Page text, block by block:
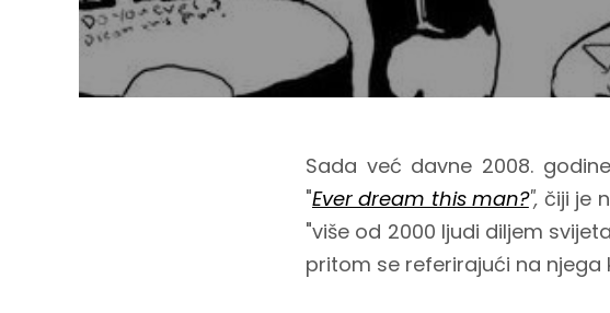
Sada već davne 2008.
"Ever dream this man?", čiji je
"više od 2000 ljudi diljem
pritom se referirajući na njega